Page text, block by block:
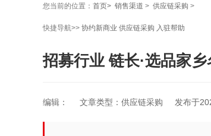
您当前的位置： 首页> 销售渠道 > 供应链采购 >
快捷导航>> 协约新商业 供应链采购 入驻帮助
招募行业 链长·选品家
编辑： 文章类型：供应链采购 发布于